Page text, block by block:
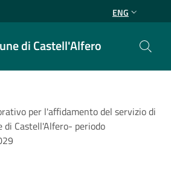
ENG
di Castell'Alfero
per l'affidamento del servizio di
di Castell'Alfero- periodo